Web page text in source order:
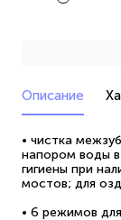
Описание
• чистка
напором воды
гигиены при
мостов; для
• 6 режимов